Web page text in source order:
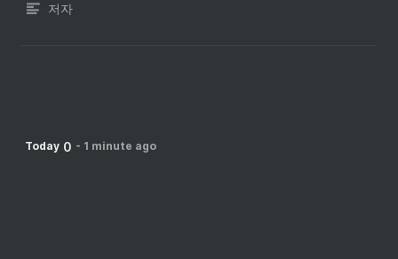
저자
Today 0 - 1 minute ago